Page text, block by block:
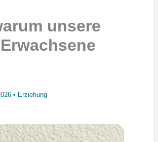
unsere
• Erziehung